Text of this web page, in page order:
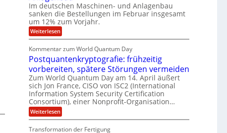
i
o
n
e
U
S
-
D
o
l
l
a
r
g
f
ü
r
M
E
A
u
n
d
L
a
t
t
i
r
d
C
h
i
C
u
s
t
o
m
e
r
O
ff
i
g
e
r
ö
f
f
n
e
t
K
o
m
p
e
t
e
n
Im deutschen Maschinen- und Anlagenbau
sanken die Bestellungen im Februar insgesamt
um 12% zum Vorjahr.
Weiterlesen:
A
f
t
r
a
g
s
d
ä
m
p
f
e
Kommentar zum World Quantum Day
Postquantenkryptografie: frühzeitig
vorbereiten, spätere Störungen vermeiden
Zum World Quantum Day am 14. April äußert
sich Jon France, CISO von ISC2 (International
Information System Security Certification
Consortium), einer Nonprofit-Organisation…
Weiterlesen:
P
Transformation der Fertigung